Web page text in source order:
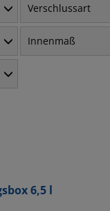
Verschlussart
Innenmaß
6,5 l